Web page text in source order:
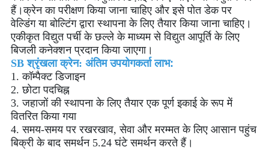
हैं।क्रेन का परीक्षण किया जाना चाहिए और इसे पोत डेक पर
वेल्डिंग या बोल्टिंग द्वारा स्थापना के लिए तैयार किया जाना चाहिए।
एकीकृत विद्युत पर्ची के छल्ले के माध्यम से विद्युत आपूर्ति के लिए
बिजली कनेक्शन प्रदान किया जाएगा।
SB श्रृंखला क्रेन: अंतिम उपयोगकर्ता लाभ:
1. कॉम्पैक्ट डिजाइन
2. छोटा पदचिह्न
3. जहाजों की स्थापना के लिए तैयार एक पूर्ण इकाई के रूप में
वितरित किया गया
4. समय-समय पर रखरखाव, सेवा और मरम्मत के लिए आसान पहुंच
बिक्री के बाद समर्थन 5.24 घंटे समर्थन करते हैं।